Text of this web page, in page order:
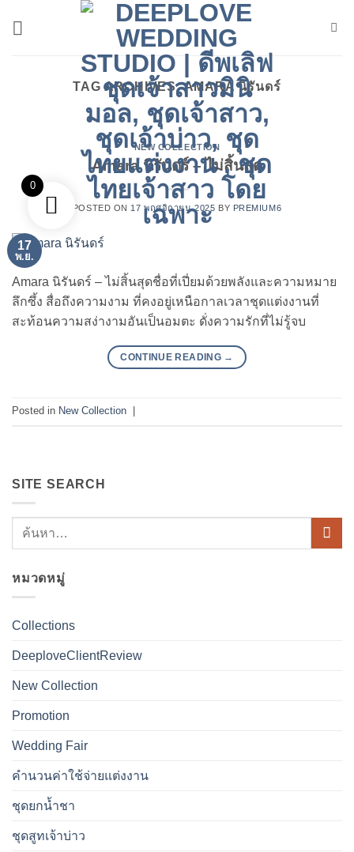
TAG ARCHIVES:AMARA นิรันดร์
NEW COLLECTION
Amara นิรันดร์ – ไม่สิ้นสุด
POSTED ON 17 พฤศจิกายน 2025 BY PREMIUM6
17
พ.ย.
Amara นิรันดร์ – ไม่สิ้นสุดชื่อที่เปี่ยมด้วยพลังและความหมาย
ลึกซึ้ง สื่อถึงความงาม ที่คงอยู่เหนือกาลเวลาชุดแต่งงานที่
สะท้อนความสง่างามอันเป็นอมตะ ดั่งความรักที่ไม่รู้จบ
CONTINUE READING →
Posted in New Collection
SITE SEARCH
หมวดหมู่
Collections
DeeploveClientReview
New Collection
Promotion
Wedding Fair
คำนวนค่าใช้จ่ายแต่งงาน
ชุดยกน้ำชา
ชุดสูทเจ้าบ่าว
0